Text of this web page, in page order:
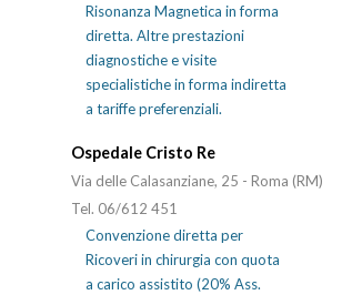
Risonanza Magnetica in forma
diretta. Altre prestazioni
diagnostiche e visite
specialistiche in forma indiretta
a tariffe preferenziali.
Ospedale Cristo Re
Via delle Calasanziane, 25 - Roma (RM)
Tel. 06/612 451
Convenzione diretta per
Ricoveri in chirurgia con quota
a carico assistito (20% Ass.